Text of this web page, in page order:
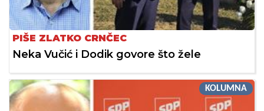
PIŠE ZLATKO CRNČEC
Neka Vučić i Dodik govore što žele
KOLUMNA